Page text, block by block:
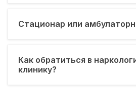
Стационар или
Как обратиться в
клинику?